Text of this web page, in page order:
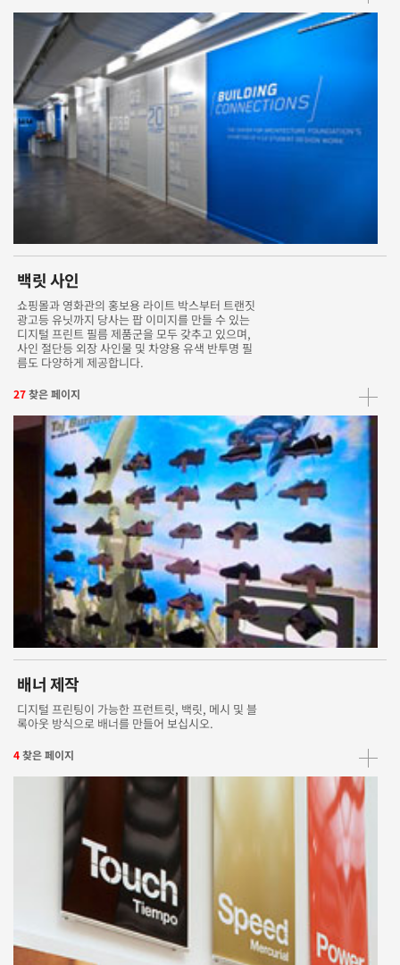
백릿 사인
쇼핑몰과 영화관의 홍보용 라이트 박스부터 트랜짓
광고등 유닛까지 당사는 팝 이미지를 만들 수 있는
디지털 프린트 필름 제품군을 모두 갖추고 있으며,
사인 절단등 외장 사인물 및 차양용 유색 반투명 필
름도 다양하게 제공합니다.
27찾은 페이지
배너 제작
디지털 프린팅이 가능한 프런트릿, 백릿, 메시 및 블
록아웃 방식으로 배너를 만들어 보십시오.
4찾은 페이지